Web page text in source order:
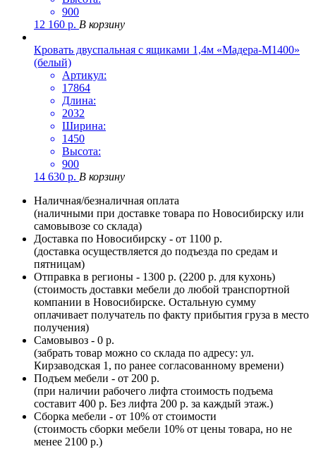
900
12 160 р. В корзину
Кровать двуспальная с ящиками 1,4м «Мадера-М1400»
(белый)
Артикул:
17864
Длина:
2032
Ширина:
1450
Высота:
900
14 630 р. В корзину
Наличная/безналичная оплата
(наличными при доставке товара по Новосибирску или
самовывозе со склада)
Доставка по Новосибирску - от 1100 р.
(доставка осуществляется до подъезда по средам и
пятницам)
Отправка в регионы - 1300 р. (2200 р. для кухонь)
(стоимость доставки мебели до любой транспортной
компании в Новосибирске. Остальную сумму
оплачивает получатель по факту прибытия груза в место
получения)
Самовывоз - 0 р.
(забрать товар можно со склада по адресу: ул.
Кирзаводская 1, по ранее согласованному времени)
Подъем мебели - от 200 р.
(при наличии рабочего лифта стоимость подъема
составит 400 р. Без лифта 200 р. за каждый этаж.)
Сборка мебели - от 10% от стоимости
(стоимость сборки мебели 10% от цены товара, но не
менее 2100 р.)